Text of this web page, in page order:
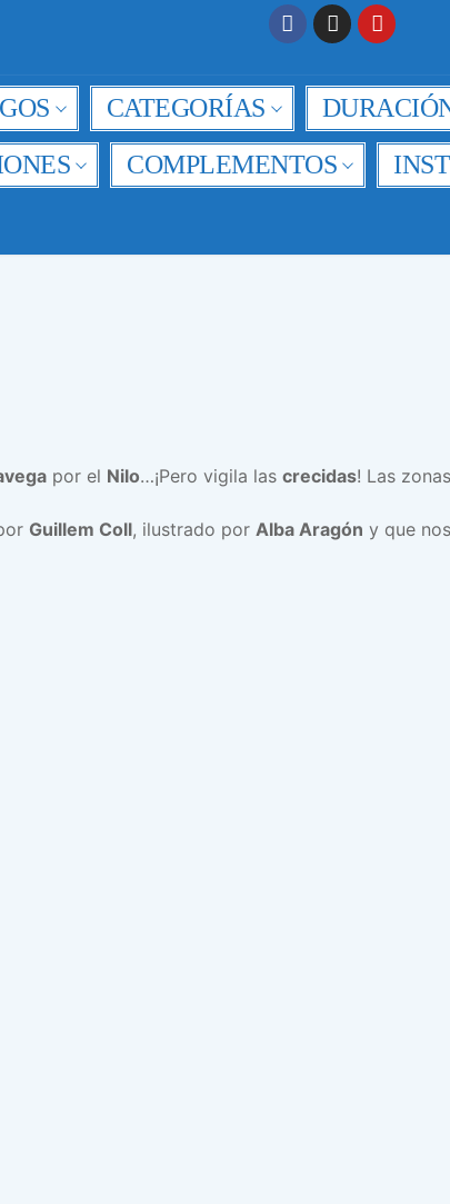
CATEGORÍAS
COMPLEMENTOS
por el Nilo…¡Pero vigila las crecidas! Las
Guillem Coll, ilustrado por Alba Aragón y que